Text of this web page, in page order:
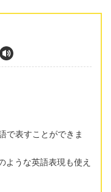
表すことができま
うな英語表現も使え